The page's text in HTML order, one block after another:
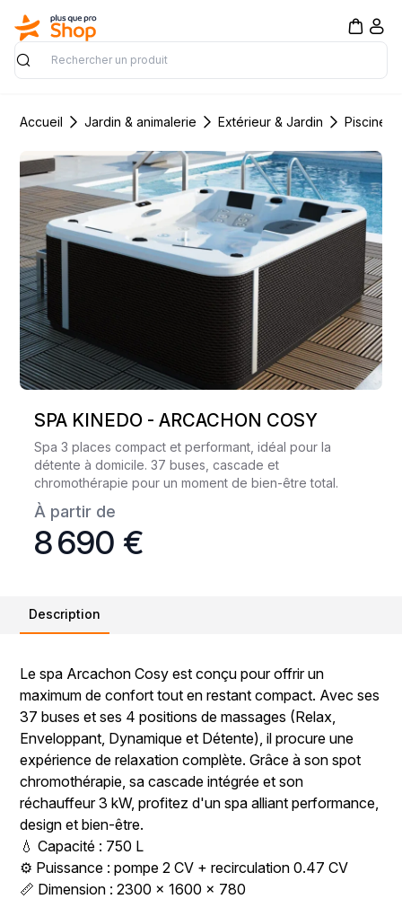
Rechercher
Accueil Jardin & animalerie Extérieur & Jardin Piscine &
SPA KINEDO - ARCACHON COSY
Spa 3 places compact et performant, idéal pour la
détente à domicile. 37 buses, cascade et
chromothérapie pour un moment de bien-être total.
À partir de
8 690 €
Description
Le spa Arcachon Cosy est conçu pour offrir un
maximum de confort tout en restant compact. Avec ses
37 buses et ses 4 positions de massages (Relax,
Enveloppant, Dynamique et Détente), il procure une
expérience de relaxation complète. Grâce à son spot
chromothérapie, sa cascade intégrée et son
réchauffeur 3 kW, profitez d'un spa alliant performance,
design et bien-être.
💧 Capacité : 750 L
⚙️ Puissance : pompe 2 CV + recirculation 0.47 CV
📏 Dimension : 2300 x 1600 x 780